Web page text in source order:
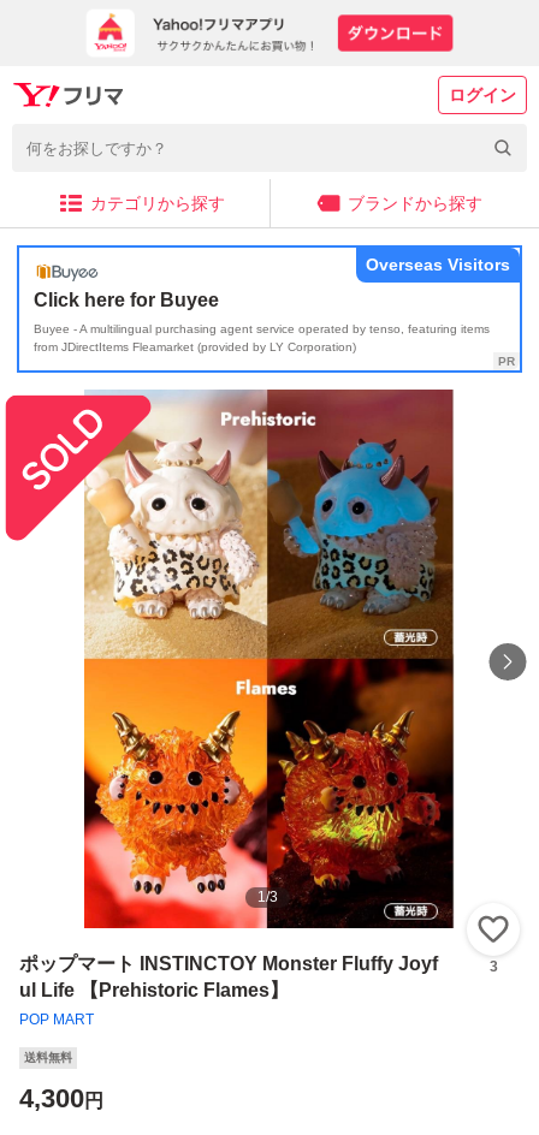
ログイン
カテゴリから探す ブランドから探す
Click here for Buyee
Buyee - A multilingual purchasing agent service operated by tenso, featuring items
from JDirectItems Fleamarket (provided by LY Corporation)
Overseas Visitors
1/3
ポップマート INSTINCTOY Monster Fluffy Joyf
ul Life 【Prehistoric Flames】
POP MART
3
送料無料
4,300円